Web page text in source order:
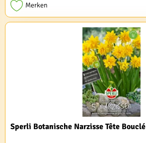
Merken
Sperli Botanische Narzisse Tête Bouclé